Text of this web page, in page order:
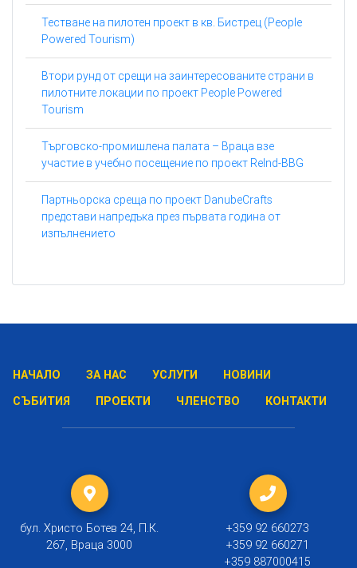
Тестване на пилотен проект в кв. Бистрец (People
Powered Tourism)
Втори рунд от срещи на заинтересованите страни в
пилотните локации по проект People Powered
Tourism
Търговско-промишлена палата – Враца взе
участие в учебно посещение по проект ReInd-BBG
Партньорска среща по проект DanubeCrafts
представи напредъка през първата година от
изпълнението
НАЧАЛО ЗА НАС УСЛУГИ
НОВИНИ
СЪБИТИЯ
ПРОЕКТИ ЧЛЕНСТВО КОНТАКТИ
бул. Христо Ботев 24, П.К.
267, Враца 3000
+359 92 660273
+359 92 660271
+359 887000415